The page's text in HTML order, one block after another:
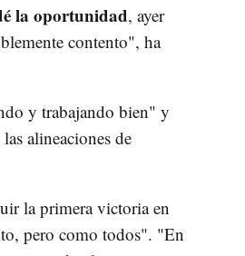
la oportunidad, ayer
contento", ha
y trabajando bien" y
alineaciones de
la primera victoria en
pero como todos". "En